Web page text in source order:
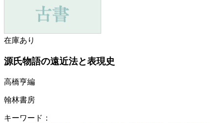
在庫あり
源氏物語の遠近法と表現史
高橋亨編
翰林書房
キーワード：